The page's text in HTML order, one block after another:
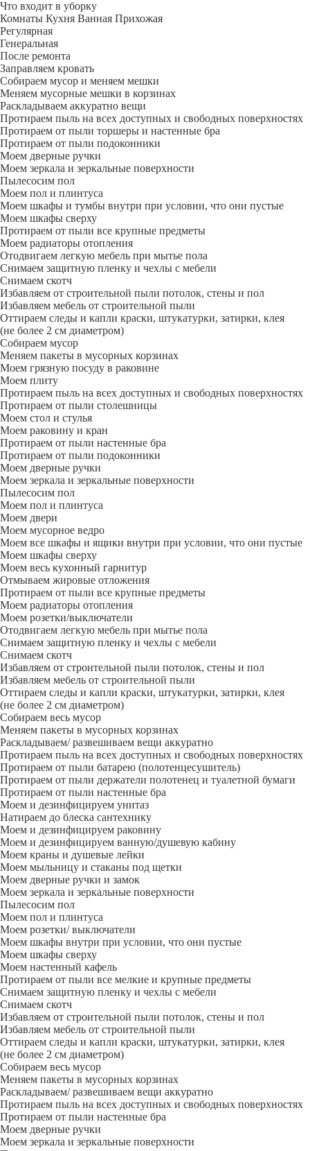
Что входит в уборку
Регу­лярная
Гене­ральная
После ремонта
Заправляем кровать
Собираем мусор и меняем мешки
Меняем мусорные мешки в корзинах
Раскладываем аккуратно вещи
Протираем пыль на всех доступных и свободных поверхностях
Протираем от пыли торшеры и настенные бра
Протираем от пыли подоконники
Моем дверные ручки
Моем зеркала и зеркальные поверхности
Пылесосим пол
Моем пол и плинтуса
Моем шкафы и тумбы внутри при условии, что они пустые
Моем шкафы сверху
Протираем от пыли все крупные предметы
Моем радиаторы отопления
Отодвигаем легкую мебель при мытье пола
Снимаем защитную пленку и чехлы с мебели
Снимаем скотч
Избавляем от строительной пыли потолок, стены и пол
Избавляем мебель от строительной пыли
Оттираем следы и капли краски, штукатурки, затирки, клея
(не более 2 см диаметром)
Собираем мусор
Меняем пакеты в мусорных корзинах
Моем грязную посуду в раковине
Моем плиту
Протираем пыль на всех доступных и свободных поверхностях
Протираем от пыли столешницы
Моем стол и стулья
Моем раковину и кран
Протираем от пыли настенные бра
Протираем от пыли подоконники
Моем дверные ручки
Моем зеркала и зеркальные поверхности
Пылесосим пол
Моем пол и плинтуса
Моем двери
Моем мусорное ведро
Моем все шкафы и ящики внутри при условии, что они пустые
Моем шкафы сверху
Моем весь кухонный гарнитур
Отмываем жировые отложения
Протираем от пыли все крупные предметы
Моем радиаторы отопления
Моем розетки/выключатели
Отодвигаем легкую мебель при мытье пола
Снимаем защитную пленку и чехлы с мебели
Снимаем скотч
Избавляем от строительной пыли потолок, стены и пол
Избавляем мебель от строительной пыли
Оттираем следы и капли краски, штукатурки, затирки, клея
(не более 2 см диаметром)
Собираем весь мусор
Меняем пакеты в мусорных корзинах
Раскладываем/ развешиваем вещи аккуратно
Протираем пыль на всех доступных и свободных поверхностях
Протираем от пыли батарею (полотенцесушитель)
Протираем от пыли держатели полотенец и туалетной бумаги
Протираем от пыли настенные бра
Моем и дезинфицируем унитаз
Натираем до блеска сантехнику
Моем и дезинфицируем раковину
Моем и дезинфицируем ванную/душевую кабину
Моем краны и душевые лейки
Моем мыльницу и стаканы под щетки
Моем дверные ручки и замок
Моем зеркала и зеркальные поверхности
Пылесосим пол
Моем пол и плинтуса
Моем розетки/ выключатели
Моем шкафы внутри при условии, что они пустые
Моем шкафы сверху
Моем настенный кафель
Протираем от пыли все мелкие и крупные предметы
Снимаем защитную пленку и чехлы с мебели
Снимаем скотч
Избавляем от строительной пыли потолок, стены и пол
Избавляем мебель от строительной пыли
Оттираем следы и капли краски, штукатурки, затирки, клея
(не более 2 см диаметром)
Собираем весь мусор
Меняем пакеты в мусорных корзинах
Раскладываем/ развешиваем вещи аккуратно
Протираем пыль на всех доступных и свободных поверхностях
Протираем от пыли настенные бра
Моем дверные ручки
Моем зеркала и зеркальные поверхности